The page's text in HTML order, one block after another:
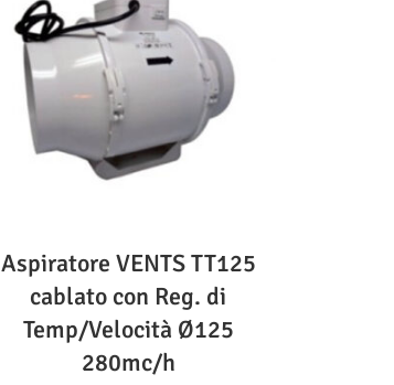
Aspiratore VENTS TT125
cablato con Reg. di
Temp/Velocità Ø125
280mc/h